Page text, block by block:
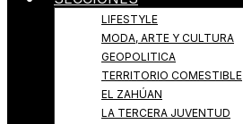
LIFESTYLE
MODA, ARTE Y CULTURA
GEOPOLITICA
TERRITORIO COMESTIBLE
EL ZAHÚAN
LA TERCERA JUVENTUD